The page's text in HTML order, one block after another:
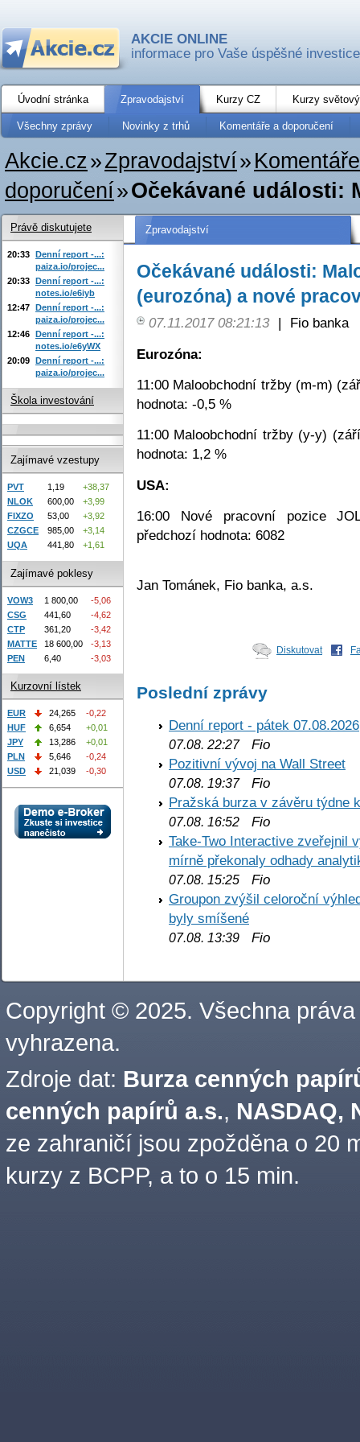
AKCIE ONLINE
informace pro Vaše úspěšné investice
Úvodní stránka Zpravodajství Kurzy CZ Kurzy
Všechny zprávy Novinky z trhů Komentáře a doporučení
Akcie.cz»Zpravodajství»
doporučení»Očekávané události:
Zpravodajství
Očekávané události:
(eurozóna) a nové
07.11.2017 08:21:13 |
Fio banka
Eurozóna:
11:00 Maloobchodní tržby (m-m)
hodnota: -0,5 %
11:00 Maloobchodní tržby (y-y)
hodnota: 1,2 %
USA:
16:00 Nové pracovní pozice
předchozí hodnota: 6082
Jan Tománek, Fio banka, a.s.
Diskutovat
Poslední zprávy
Denní report - pátek 07.08.2026
07.08. 22:27Fio
Pozitivní vývoj na Wall Street
07.08. 19:37Fio
Pražská burza v závěru týdne
07.08. 16:52 Fio
Take-Two Interactive zveřejnil
mírně překonaly odhady
07.08. 15:25 Fio
Groupon zvýšil celoroční
byly smíšené
07.08. 13:39 Fio
Právě diskutujete
20:33 Denní report -...:
paiza.io/projec...
20:33 Denní report -...:
notes.io/e6iyb
12:47 Denní report -...:
paiza.io/projec...
12:46 Denní report -...:
notes.io/e6yWX
20:09 Denní report -...:
paiza.io/projec...
Škola investování
Zajímavé vzestupy
PVT 1,19
+38,37
NLOK
600,00
+3,99
FIXZO
53,00
+3,92
CZGCE
985,00
+3,14
UQA
441,80 +1,61
Zajímavé poklesy
VOW3 1 800,00
-5,06
CSG
441,60
-4,62
CTP
361,20
-3,42
MATTE
18 600,00
-3,13
PEN
6,40 -3,03
Kurzovní lístek
EUR 24,265
-0,22
HUF
6,654
+0,01
JPY
13,286
+0,01
PLN
5,646
-0,24
USD
21,039 -0,30
Copyright © 2025. Všechna práva
vyhrazena.
Zdroje dat: Burza cenných
cenných papírů a.s., NASDAQ,
ze zahraničí jsou zpožděna o 20
kurzy z BCPP, a to o 15 min.